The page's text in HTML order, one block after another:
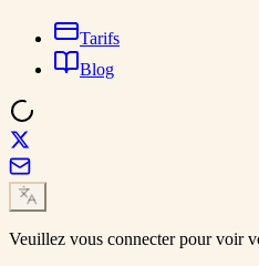
Tarifs
Blog
Veuillez vous connecter pour voir